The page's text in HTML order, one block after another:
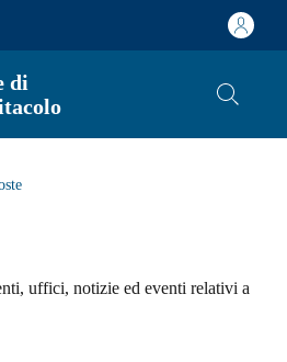
di
uffici, notizie ed eventi relativi a